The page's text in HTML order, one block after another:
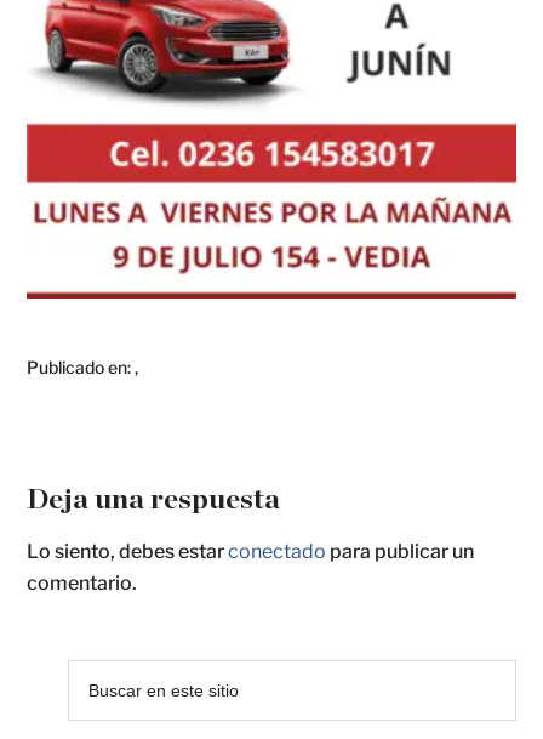
Publicado en:,
Deja una respuesta
Lo siento, debes estarconectado para publicar un
comentario.